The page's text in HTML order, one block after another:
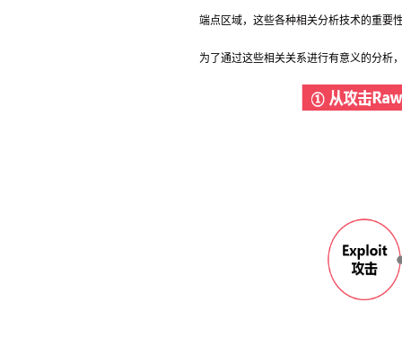
端点区域，这些各种相关分析技术的重要
为了通过这些相关关系进行有意义的分析